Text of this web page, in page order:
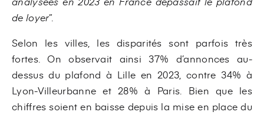
de loyer”.
Selon les villes, les disparités sont parfois très
fortes. On observait ainsi 37% d’annonces au-
dessus du plafond à Lille en 2023, contre 34% à
Lyon-Villeurbanne et 28% à Paris. Bien que les
chiffres soient en baisse depuis la mise en place du